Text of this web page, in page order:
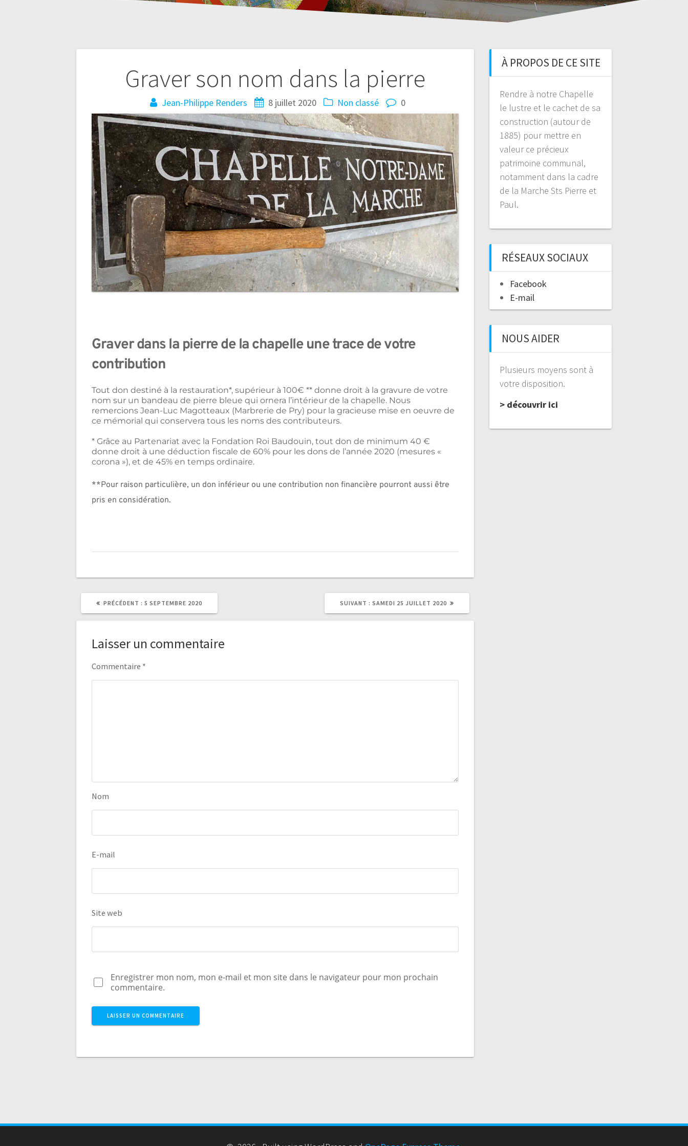
Graver son nom dans la pierre
Jean-Philippe Renders 8 juillet 2020 Non classé 0
Graver dans la pierre de la chapelle une trace de votre
contribution
Tout don destiné à la restauration*, supérieur à 100€ ** donne droit à la gravure de votre
nom sur un bandeau de pierre bleue qui ornera l’intérieur de la chapelle. Nous
remercions Jean-Luc Magotteaux (Marbrerie de Pry) pour la gracieuse mise en oeuvre de
ce mémorial qui conservera tous les noms des contributeurs.
* Grâce au Partenariat avec la Fondation Roi Baudouin, tout don de minimum 40 €
donne droit à une déduction fiscale de 60% pour les dons de l’année 2020 (mesures «
corona »), et de 45% en temps ordinaire.
**Pour raison particulière, un don inférieur ou une contribution non financière pourront aussi être
pris en considération.
Navigation
l’article
PRÉCÉDENT : ARTICLE
5 SEPTEMBRE 2020 SUIVANT : ARTICLE
SAMEDI 25 JUILLET 2020
Laisser un commentaire
Commentaire *
Nom
E-mail
Site web
Enregistrer mon nom, mon e-mail et mon site dans le navigateur pour mon prochain
commentaire.
À PROPOS DE CE SITE
Rendre à notre Chapelle
le lustre et le cachet de sa
construction (autour de
1885) pour mettre en
valeur ce précieux
patrimoine communal,
notamment dans la cadre
de la Marche Sts Pierre et
Paul.
RÉSEAUX SOCIAUX
Facebook
E-mail
NOUS AIDER
Plusieurs moyens sont à
votre disposition.
> découvrir ici